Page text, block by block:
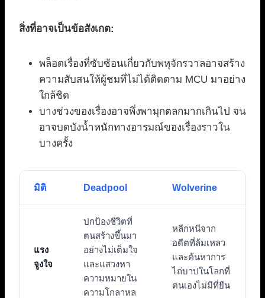
สิ่งที่อาจเป็นข้อสังเกต:
พล็อตเรื่องที่ซับซ้อนเกี่ยวกับพหุจักรวาลอาจสร้าง
ความสับสนให้ผู้ชมที่ไม่ได้ติดตาม MCU มาอย่าง
ใกล้ชิด
บางช่วงของเรื่องอาจพึ่งพามุกตลกมากเกินไป จน
อาจบดบังน้ำหนักทางอารมณ์ของเรื่องราวใน
บางครั้ง
มิติ Deadpool Wolverine
แรง
จูงใจ
ปกป้องชีวิตที่
ตนสร้างขึ้นมา
อย่างไม่เต็มใจ
และแสวงหา
ความหมายใน
ความโกลาหล
หลีกหนีจาก
อดีตที่ล้มเหลว
และค้นหาการ
ไถ่บาปในโลกที่
ตนเองไม่มีที่ยืน